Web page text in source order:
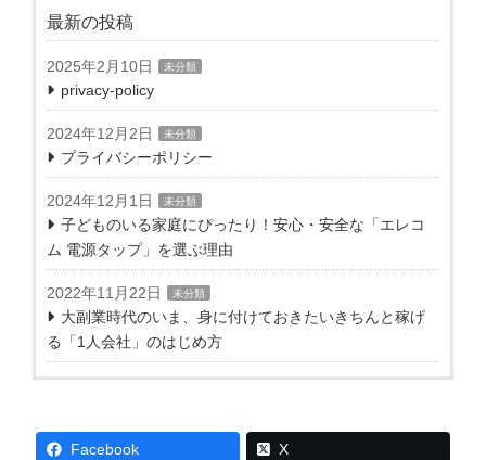
最新の投稿
2025年2月10日 未分類
privacy-policy
2024年12月2日 未分類
プライバシーポリシー
2024年12月1日 未分類
子どものいる家庭にぴったり！安心・安全な「エレコ
ム 電源タップ」を選ぶ理由
2022年11月22日 未分類
大副業時代のいま、身に付けておきたいきちんと稼げ
る「1人会社」のはじめ方
Facebook X